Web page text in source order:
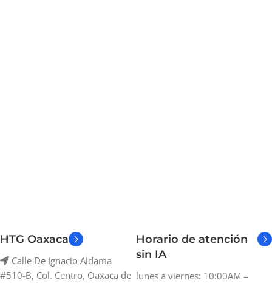
HTG Oaxaca
Calle De Ignacio Aldama
#510-B, Col. Centro, Oaxaca de
Horario de atención
sin IA
lunes a viernes: 10:00AM –